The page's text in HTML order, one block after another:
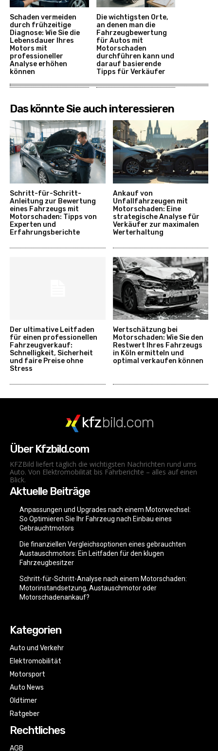
Schaden vermeiden
durch frühzeitige
Diagnose: Wie Sie die
Lebensdauer Ihres
Motors mit
professioneller
Analyse erhöhen
können
Die wichtigsten Orte,
an denen man die
Fahrzeugbewertung
für Autos mit
Motorschaden
durchführen kann und
darauf basierende
Tipps für Verkäufer
Das könnte Sie auch interessieren
Schritt-für-Schritt-
Anleitung zur Bewertung
eines Fahrzeugs mit
Motorschaden: Tipps von
Experten und
Erfahrungsberichte
Ankauf von
Unfallfahrzeugen mit
Motorschaden: Eine
strategische Analyse für
Verkäufer zur maximalen
Werterhaltung
Der ultimative Leitfaden
für einen professionellen
Fahrzeugverkauf:
Schnelligkeit, Sicherheit
und faire Preise ohne
Stress
Wertschätzung bei
Motorschaden: Wie Sie den
Restwert Ihres Fahrzeugs
in Köln ermitteln und
optimal verkaufen können
kfzbild.com
Über Kfzbild.com
KFZBild liefert täglich die wichtigsten Nachrichten rund ums
Auto. Von Elektromobilität bis Fahrberichte – alles auf einen
Blick.
Aktuelle Beiträge
Anpassungen und Upgrades nach einem Motorwechsel:
So Optimieren Sie Ihr Fahrzeug nach Einbau eines
Gebrauchtmotors
Die finanziellen Vergleichsoptionen eines gebrauchten
Austauschmotors: Ein Leitfaden für den klugen
Fahrzeugbesitzer
Schritt-für-Schritt-Analyse nach einem Motorschaden:
Motorinstandsetzung, Austauschmotor oder
Motorschadenankauf?
Kategorien
Auto und Verkehr
Elektromobilität
Motorsport
Auto News
Oldtimer
Ratgeber
Rechtliches
AGB